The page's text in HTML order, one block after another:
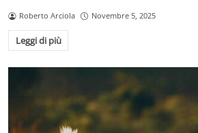
Roberto Arciola Novembre 5, 2025
Leggi di più